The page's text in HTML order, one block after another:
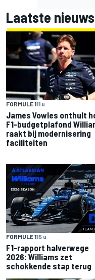
Laatste
FORMULE 111 u
James Vowles onthult
F1-budgetplafond
raakt bij modernisering
faciliteiten
FORMULE 115 u
F1-rapport halverwege
2026: Williams zet
schokkende stap terug